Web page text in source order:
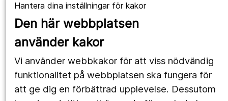
Hantera dina inställningar för kakor
Den här webbplatsen
använder kakor
Vi använder webbkakor för att viss nödvändig
funktionalitet på webbplatsen ska fungera för
att ge dig en förbättrad upplevelse. Dessutom
Länstrafiken
Vårdgivare
Utveckling
Följ oss